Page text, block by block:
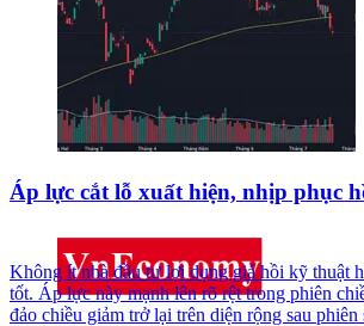
Áp lực cắt lỗ xuất hiện, nhịp phục
Không ít nhà đầu tư lợi dụng giá hồi kỹ thuật
tốt. Áp lực này mạnh lên rõ rệt trong phiên
đảo chiều giảm trở lại trên diện rộng sau phiên